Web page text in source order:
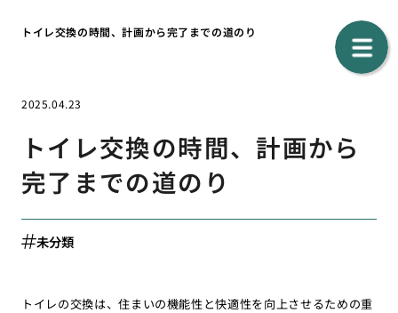
トイレ交換の時間、計画から完了までの道のり
2025.04.23
トイレ交換の時間、計画から
完了までの道のり
未分類
トイレの交換は、住まいの機能性と快適性を向上させるための重